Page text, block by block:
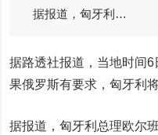
据报道，匈牙利…
据路透社报道，当地时间
果俄罗斯有要求，匈牙利
据报道，匈牙利总理欧尔